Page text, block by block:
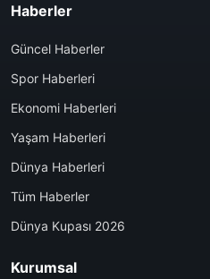
Haberler
Güncel Haberler
Spor Haberleri
Ekonomi Haberleri
Yaşam Haberleri
Dünya Haberleri
Tüm Haberler
Dünya Kupası 2026
Kurumsal